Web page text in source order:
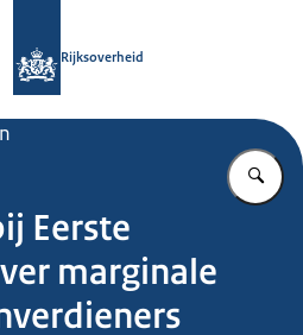
Rijksoverheid
Eerste
marginale